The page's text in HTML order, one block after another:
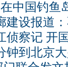
中国钓鱼
建设报道
侦察记 开
钟到北京